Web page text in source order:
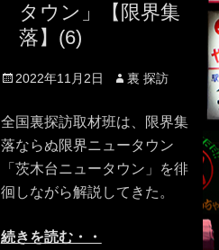
タウン」【限界集
落】(6)
Posted
2022年11月2日 Author
裏 探訪
全国裏探訪取材班は、限界集
落ならぬ限界ニュータウン
「茨木台ニュータウン」を徘
徊しながら解説してきた。
続きを読む・・